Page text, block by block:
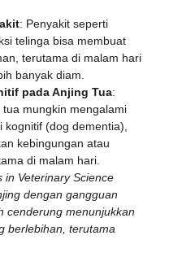
: Penyakit seperti
telinga bisa membuat
terutama di malam hari
banyak diam.
pada Anjing Tua:
mungkin mengalami
kognitif (dog dementia),
kebingungan atau
di malam hari.
in Veterinary Science
dengan gangguan
cenderung menunjukkan
berlebihan, terutama